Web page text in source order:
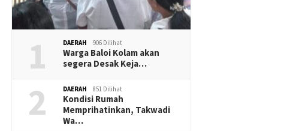
1 DAERAH 906 Dilihat
Warga Baloi Kolam akan
segera Desak Keja…
2 DAERAH 851 Dilihat
Kondisi Rumah
Memprihatinkan, Takwadi
Wa…